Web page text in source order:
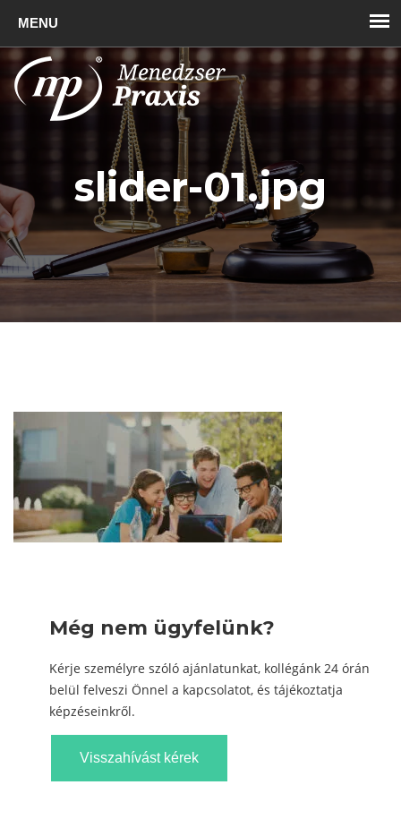
slider-01.jpg
Még nem ügyfelünk?
Kérje személyre szóló ajánlatunkat, kollégánk 24 órán
belül felveszi Önnel a kapcsolatot, és tájékoztatja
képzéseinkről.
Visszahívást kérek